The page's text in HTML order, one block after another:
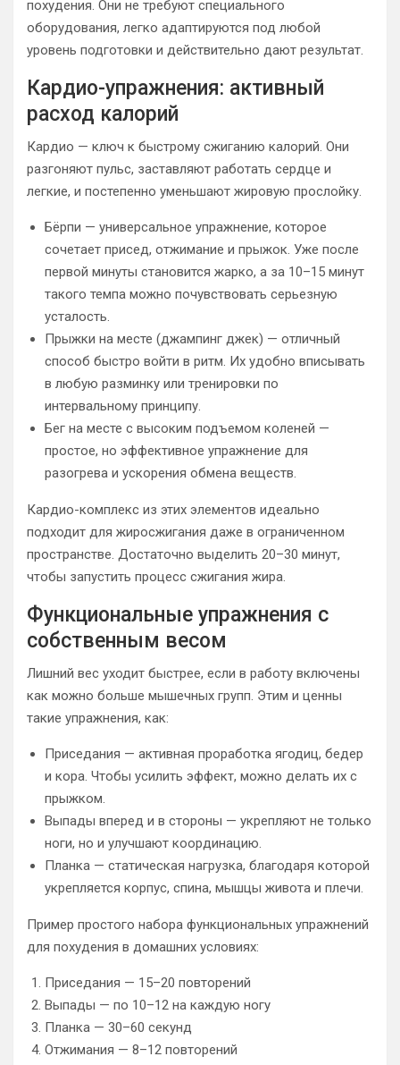
похудения. Они не требуют специального
оборудования, легко адаптируются под любой
уровень подготовки и действительно дают результат.
Кардио-упражнения: активный
расход калорий
Кардио — ключ к быстрому сжиганию калорий. Они
разгоняют пульс, заставляют работать сердце и
легкие, и постепенно уменьшают жировую прослойку.
Бёрпи — универсальное упражнение, которое
сочетает присед, отжимание и прыжок. Уже после
первой минуты становится жарко, а за 10–15 минут
такого темпа можно почувствовать серьезную
усталость.
Прыжки на месте (джампинг джек) — отличный
способ быстро войти в ритм. Их удобно вписывать
в любую разминку или тренировки по
интервальному принципу.
Бег на месте с высоким подъемом коленей —
простое, но эффективное упражнение для
разогрева и ускорения обмена веществ.
Кардио-комплекс из этих элементов идеально
подходит для жиросжигания даже в ограниченном
пространстве. Достаточно выделить 20–30 минут,
чтобы запустить процесс сжигания жира.
Функциональные упражнения с
собственным весом
Лишний вес уходит быстрее, если в работу включены
как можно больше мышечных групп. Этим и ценны
такие упражнения, как:
Приседания — активная проработка ягодиц, бедер
и кора. Чтобы усилить эффект, можно делать их с
прыжком.
Выпады вперед и в стороны — укрепляют не только
ноги, но и улучшают координацию.
Планка — статическая нагрузка, благодаря которой
укрепляется корпус, спина, мышцы живота и плечи.
Пример простого набора функциональных упражнений
для похудения в домашних условиях:
Приседания — 15–20 повторений
Выпады — по 10–12 на каждую ногу
Планка — 30–60 секунд
Отжимания — 8–12 повторений